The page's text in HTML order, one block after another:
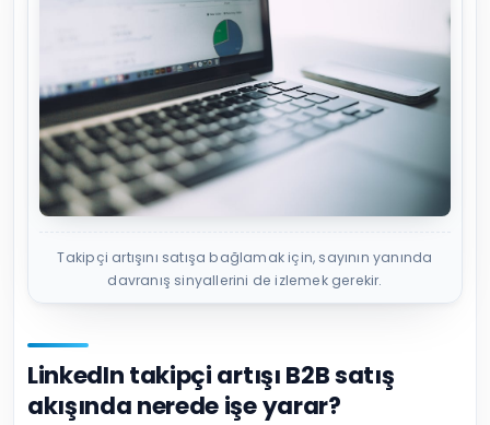
Takipçi artışını satışa bağlamak için, sayının yanında
davranış sinyallerini de izlemek gerekir.
LinkedIn takipçi artışı B2B satış
akışında nerede işe yarar?